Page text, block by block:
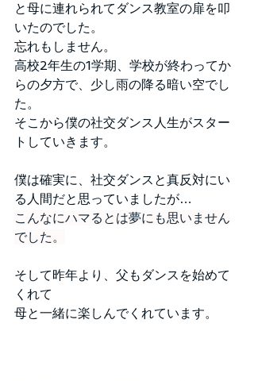
と母に連れられてダンス教室の扉を叩
いたのでした。
忘れもしません。
高校2年生の1学期、学校が終わってか
らの夕方で、少し雨の降る暗い空でし
た。
そこから僕の社交ダンス人生がスター
トしていきます。
僕は確実に、社交ダンスと真反対にい
る人間だと思っていましたが…
こんなにハマるとは夢にも思いません
でした。
そして昨年より、父もダンスを始めて
くれて
母と一緒に楽しんでくれています。